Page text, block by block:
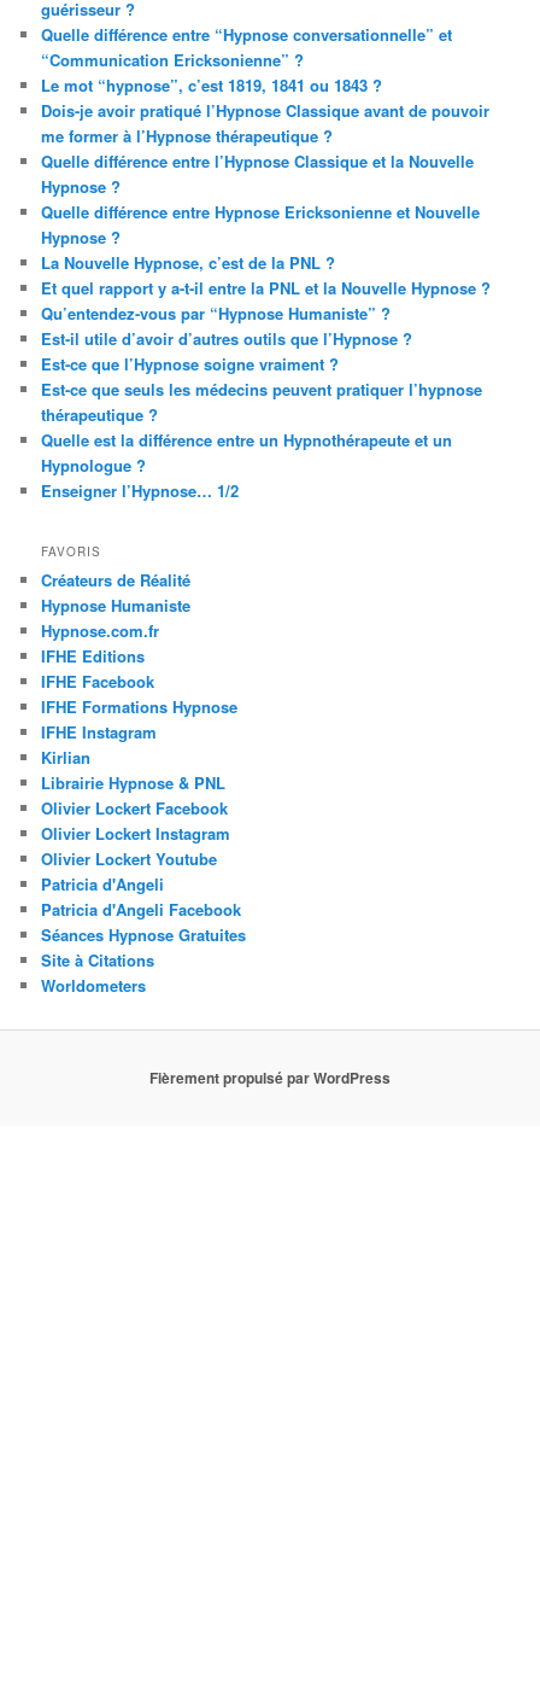
guérisseur ?
Quelle différence entre “Hypnose conversationnelle” et
“Communication Ericksonienne” ?
Le mot “hypnose”, c’est 1819, 1841 ou 1843 ?
Dois-je avoir pratiqué l’Hypnose Classique avant de pouvoir
me former à l’Hypnose thérapeutique ?
Quelle différence entre l’Hypnose Classique et la Nouvelle
Hypnose ?
Quelle différence entre Hypnose Ericksonienne et Nouvelle
Hypnose ?
La Nouvelle Hypnose, c’est de la PNL ?
Et quel rapport y a-t-il entre la PNL et la Nouvelle Hypnose ?
Qu’entendez-vous par “Hypnose Humaniste” ?
Est-il utile d’avoir d’autres outils que l’Hypnose ?
Est-ce que l’Hypnose soigne vraiment ?
Est-ce que seuls les médecins peuvent pratiquer l’hypnose
thérapeutique ?
Quelle est la différence entre un Hypnothérapeute et un
Hypnologue ?
Enseigner l’Hypnose… 1/2
FAVORIS
Créateurs de Réalité
Hypnose Humaniste
Hypnose.com.fr
IFHE Editions
IFHE Facebook
IFHE Formations Hypnose
IFHE Instagram
Kirlian
Librairie Hypnose & PNL
Olivier Lockert Facebook
Olivier Lockert Instagram
Olivier Lockert Youtube
Patricia d'Angeli
Patricia d'Angeli Facebook
Séances Hypnose Gratuites
Site à Citations
Worldometers
Fièrement propulsé par WordPress